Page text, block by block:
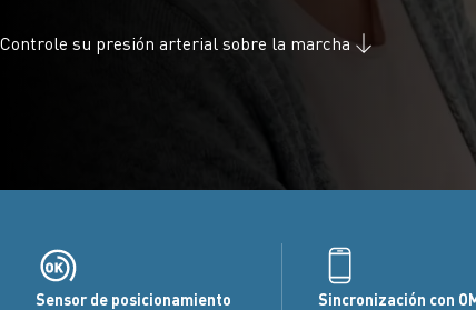
Controle su presión arterial sobre la marcha
Sensor de posicionamiento
Sincronización con